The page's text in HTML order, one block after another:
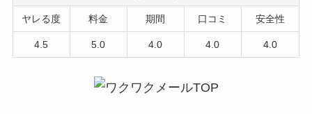
ヤレる度 料金 期間 口コミ 安全性
4.5 5.0 4.0 4.0 4.0